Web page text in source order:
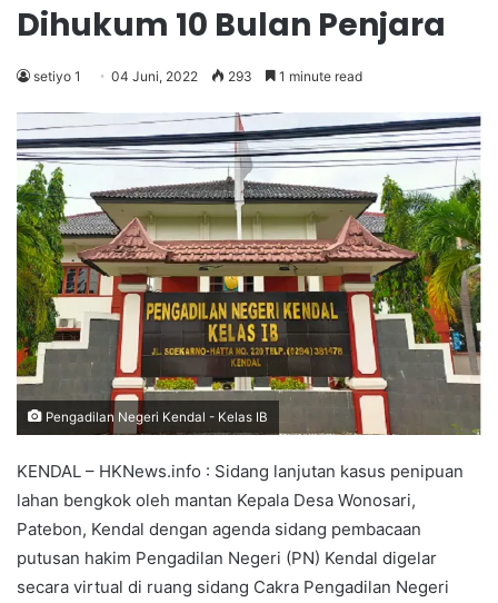
Dihukum 10 Bulan Penjara
setiyo 1 04 Juni, 2022 293 1 minute read
Pengadilan Negeri Kendal - Kelas IB
KENDAL – HKNews.info : Sidang lanjutan kasus penipuan
lahan bengkok oleh mantan Kepala Desa Wonosari,
Patebon, Kendal dengan agenda sidang pembacaan
putusan hakim Pengadilan Negeri (PN) Kendal digelar
secara virtual di ruang sidang Cakra Pengadilan Negeri